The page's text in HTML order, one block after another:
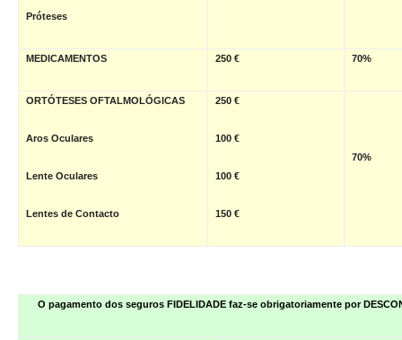
Próteses
MEDICAMENTOS 250 € 70%
ORTÓTESES OFTALMOLÓGICAS
Aros Oculares
Lente Oculares
Lentes de Contacto
250 €
100 €
100 €
150 €
70%
O pagamento dos seguros FIDELIDADE faz-se obrigatoriamente por